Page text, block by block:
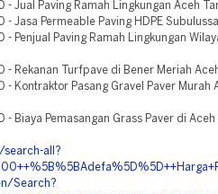
- Jual Paving Ramah Lingkungan Aceh
- Jasa Permeable Paving HDPE
- Penjual Paving Ramah Lingkungan
- Rekanan Turfpave di Bener Meriah
- Kontraktor Pasang Gravel Paver Murah
- Biaya Pemasangan Grass Paver di Aceh
search-all?
Search?